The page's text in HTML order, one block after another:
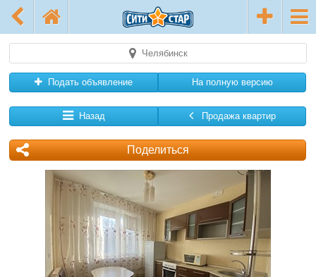
Челябинск
Подать объявление На полную версию
Назад Продажа квартир
Поделиться